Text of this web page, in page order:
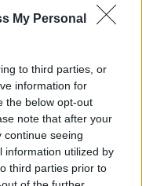
My Personal
to third parties, or
information for
the below opt-out
note that after your
continue seeing
information utilized by
third parties prior to
solo trovare il
non si ferma
centravanti, si misero
bruciò tutti e trovò
prima del 17 luglio,
in Trentino,
una rivincita in